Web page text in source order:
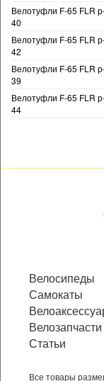
Велотуфли F-65 FLR
40
Велотуфли F-65 FLR
42
Велотуфли F-65 FLR
39
Велотуфли F-65 FLR
44
Велосипеды
Самокаты
Велозапчасти
Статьи
Все товары